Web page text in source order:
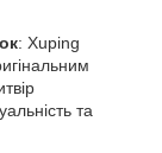
: Xuping
та